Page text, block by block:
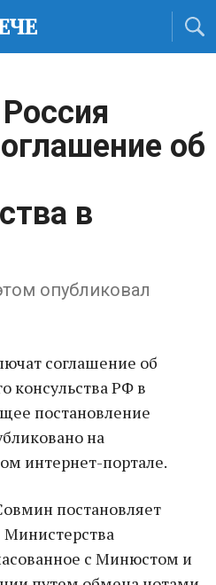
об
в
опубликовал
соглашение об
консульства РФ в
постановление
на
интернет-портале.
постановляет
с Минюстом и